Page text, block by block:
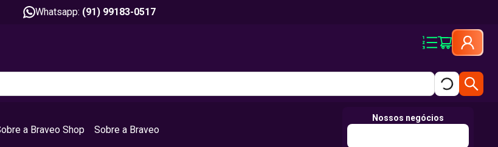
Whatsapp: (91) 99183-0517
a Braveo Shop Sobre a Braveo
Nossos negócios